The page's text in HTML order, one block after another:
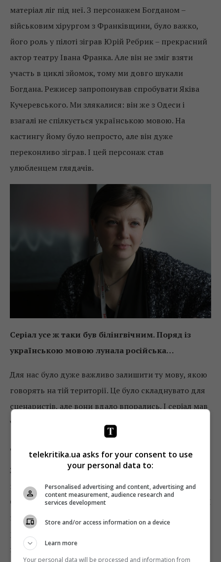
матеріал ліг під неї. З персонажем Богданом –
військовим хірургом з Франківщини, було важко,
його роль у пілоті зіграв Юрій Ребрик – прекрасний
актор театру Івана Франка. Але він не зміг взяти
участь в циклі зйомок, тому ми довго шукали
Богдана. Режисер запропонував спробувати Яківа
Кучеревського. Ми злякалися: він же з Одеси і
взагалі не спілкується українською мовою. На
кастингу йому було непросто, але він дуже
переконливо зіграв. І цей персонаж став
улюбленцем глядачів.
Серіал усе ж таки був білінгвічним. Поряд із
українською мовою лунала російська…
Для нас було дуже важливо залишити ту мову, якою
говорять на тій території. Це було складнувато для
сценаристів, але вони вдало впорались. І серіал мав
чимало позитивних відгуків через це.
Де знімали?
Знімали під Києвом. Це виробнича необхідність. Ми
проводили скаутинг ще коли знімали пілот.
Оскільки я з тих місць, я знаю, як вони виглядають. І
нам вдалося знайти місця, які дуже схожі на той
регіон. Багато натури в Бориспільському районі
виглядає як дорога на Донецьк. Коли я показувала
telekritika.ua asks for your consent to use
your personal data to:
Personalised advertising and content, advertising and
content measurement, audience research and
services development
Store and/or access information on a device
Learn more
Your personal data will be processed and information from